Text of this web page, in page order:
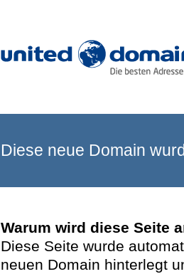
Diese neue Domain
Warum wird diese Seite
Diese Seite wurde
neuen Domain hinterlegt